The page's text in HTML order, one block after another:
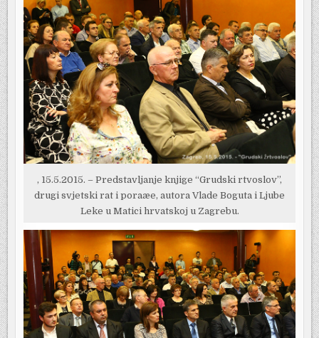
, 15.5.2015. – Predstavljanje knjige “Grudski rtvoslov”,
drugi svjetski rat i poraæe, autora Vlade Boguta i Ljube
Leke u Matici hrvatskoj u Zagrebu.